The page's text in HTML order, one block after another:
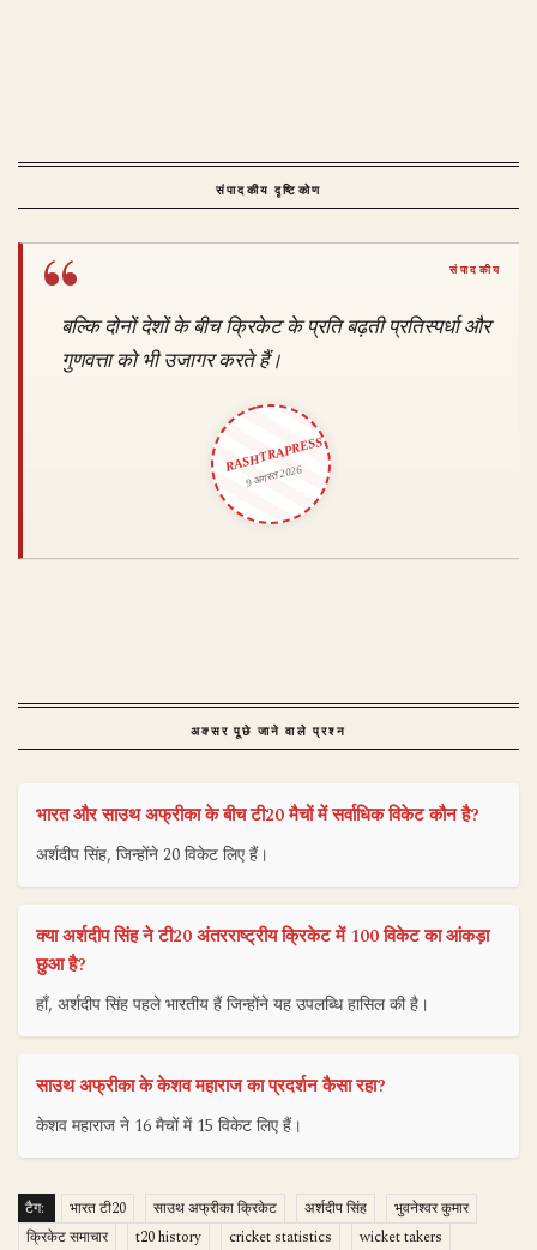
संपादकीय दृष्टिकोण
बल्कि दोनों देशों के बीच क्रिकेट के प्रति बढ़ती प्रतिस्पर्धा और
गुणवत्ता को भी उजागर करते हैं।
RASHTRAPRESS
9 अगस्त 2026
अक्सर पूछे जाने वाले प्रश्न
भारत और साउथ अफ्रीका के बीच टी20 मैचों में सर्वाधिक विकेट कौन है?
अर्शदीप सिंह, जिन्होंने 20 विकेट लिए हैं।
क्या अर्शदीप सिंह ने टी20 अंतरराष्ट्रीय क्रिकेट में 100 विकेट का आंकड़ा
छुआ है?
हाँ, अर्शदीप सिंह पहले भारतीय हैं जिन्होंने यह उपलब्धि हासिल की है।
साउथ अफ्रीका के केशव महाराज का प्रदर्शन कैसा रहा?
केशव महाराज ने 16 मैचों में 15 विकेट लिए हैं।
टैग: भारत टी20 साउथ अफ्रीका क्रिकेट अर्शदीप सिंह
भुवनेश्वर कुमार
क्रिकेट समाचार
t20 history cricket statistics
wicket takers